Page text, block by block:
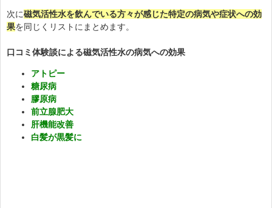
次に磁気活性水を飲んでいる方々が感じた特定の病気や症状への効
果を同じくリストにまとめます。
口コミ体験談による磁気活性水の病気への効果
アトピー
糖尿病
膠原病
前立腺肥大
肝機能改善
白髪が黒髪に